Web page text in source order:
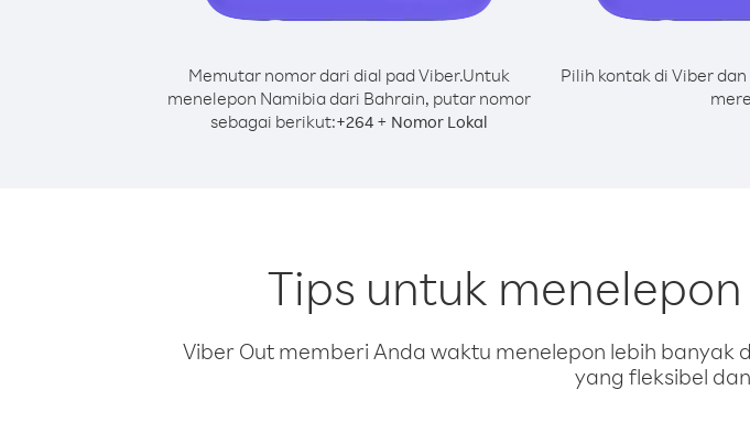
Memutar nomor dari dial pad Viber.Untuk
menelepon Namibia dari Bahrain, putar nomor
sebagai berikut:+264 + Nomor Lokal
Pilih kontak di Viber
Tips untuk
Viber Out memberi Anda waktu menelepon lebih banyak
yang fleksibel